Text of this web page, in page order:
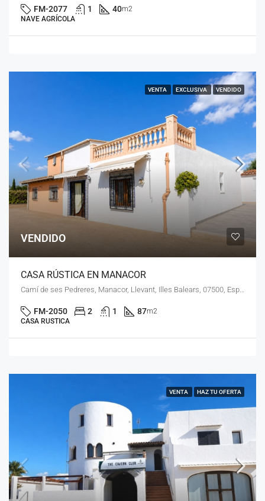
FM-2077 1 40m2
NAVE AGRÍCOLA
VENTA EXCLUSIVA VENDIDO
VENDIDO
CASA RÚSTICA EN MANACOR
FM-2050 2 1 87m2
CASA RUSTICA
VENTA HAZ TU OFERTA